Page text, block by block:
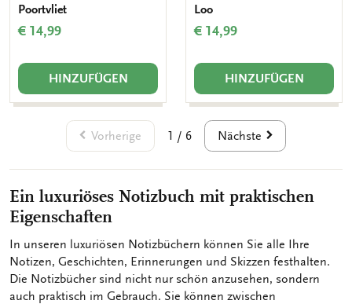
Poortvliet
€ 14,99
HINZUFÜGEN
Loo
€ 14,99
HINZUFÜGEN
Vorherige 1 / 6 Nächste
Ein luxuriöses Notizbuch mit praktischen
Eigenschaften
In unseren luxuriösen Notizbüchern können Sie alle Ihre
Notizen, Geschichten, Erinnerungen und Skizzen festhalten.
Die Notizbücher sind nicht nur schön anzusehen, sondern
auch praktisch im Gebrauch. Sie können zwischen